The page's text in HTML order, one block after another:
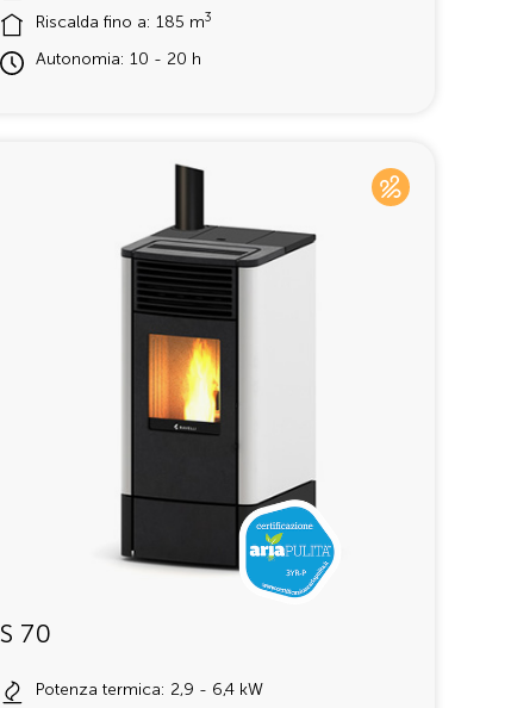
Riscalda fino a: 185 m3
Autonomia: 10 - 20 h
S 70
Potenza termica: 2,9 - 6,4 kW